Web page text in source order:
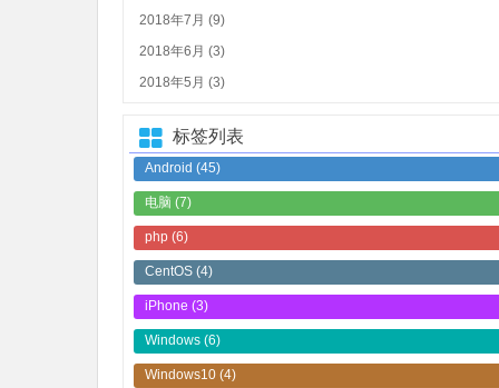
2018年7月 (9)
2018年6月 (3)
2018年5月 (3)
标签列表
Android (45)
电脑 (7)
php (6)
CentOS (4)
iPhone (3)
Windows (6)
Windows10 (4)